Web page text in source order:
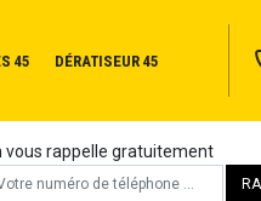
45 DÉRATISEUR 45
vous rappelle gratuitement